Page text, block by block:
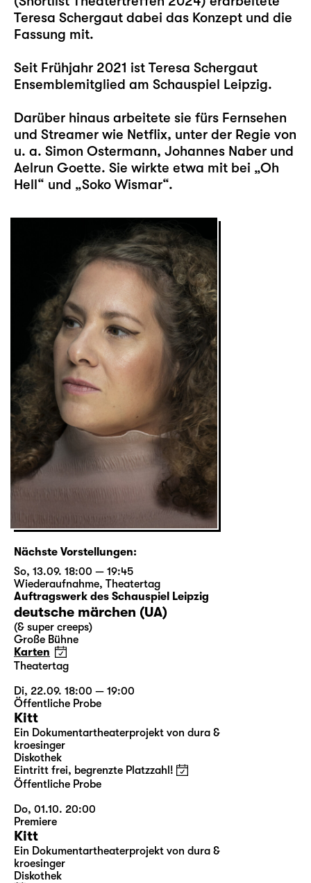
Teresa Schergaut dabei das Konzept und die
Fassung mit.
Seit Frühjahr 2021 ist Teresa Schergaut
Ensemblemitglied am Schauspiel Leipzig.
Darüber hinaus arbeitete sie fürs Fernsehen
und Streamer wie Netflix, unter der Regie von
u. a. Simon Ostermann, Johannes Naber und
Aelrun Goette. Sie wirkte etwa mit bei „Oh
Hell“ und „Soko Wismar“.
Nächste Vorstellungen:
So, 13.09. 18:00 — 19:45
Wiederaufnahme, Theatertag
Auftragswerk des Schauspiel Leipzig
deutsche märchen (UA)
(& super creeps)
Große Bühne
Karten
Theatertag
Di, 22.09. 18:00 — 19:00
Öffentliche Probe
Kitt
Ein Dokumentartheaterprojekt von dura &
kroesinger
Diskothek
Eintritt frei, begrenzte Platzzahl!
Öffentliche Probe
Do, 01.10. 20:00
Premiere
Kitt
Ein Dokumentartheaterprojekt von dura &
kroesinger
Diskothek